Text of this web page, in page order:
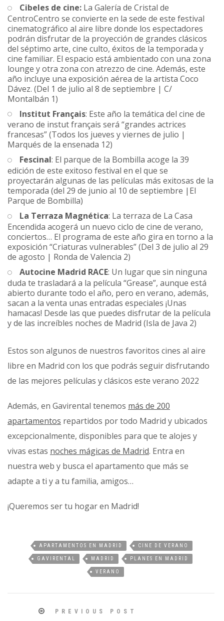
Cibeles de cine: La Galería de Cristal de
CentroCentro se convierte en la sede de este festival
cinematográfico al aire libre donde los espectadores
podrán disfrutar de la proyección de grandes clásicos
del séptimo arte, cine culto, éxitos de la temporada y
cine familiar. El espacio está ambientado con una zona
lounge y otra zona con atrezzo de cine. Además, este
año incluye una exposición aérea de la artista Coco
Dávez. (Del 1 de julio al 8 de septiembre | C/
Montalbán 1)
Institut Français: Este año la temática del cine de
verano de instut français será “grandes actrices
francesas” (Todos los jueves y viernes de julio |
Marqués de la ensenada 12)
Fescinal: El parque de la Bombilla acoge la 39
edición de este exitoso festival en el que se
proyectarán algunas de las películas más exitosas de la
temporada (del 29 de junio al 10 de septiembre |El
Parque de Bombilla)
La Terraza Magnética: La terraza de La Casa
Encendida acogerá un nuevo ciclo de cine de verano,
conciertos… El programa de este año gira en torno a la
exposición “Criaturas vulnerables” (Del 3 de julio al 29
de agosto | Ronda de Valencia 2)
Autocine Madrid RACE: Un lugar que sin ninguna
duda te trasladará a la película “Grease”, aunque está
abierto durante todo el año, pero en verano, además,
sacan a la venta unas entradas especiales ¡Unas
hamacas! Desde las que puedes disfrutar de la película
y de las increíbles noches de Madrid (Isla de Java 2)
Estos son algunos de nuestros favoritos cines al aire
libre en Madrid con los que podrás seguir disfrutando
de las mejores películas y clásicos este verano 2022
Además, en Gavirental tenemos más de 200
apartamentos repartidos por todo Madrid y ubicados
excepcionalmente, disponibles para que te alojes y
vivas estas noches mágicas de Madrid. Entra en
nuestra web y busca el apartamento que más se
adapte a ti y a tu familia, amigos…
¡Queremos ser tu hogar en Madrid!
APARTAMENTOS EN MADRID CINE DE VERANO
GAVIRENTAL MADRID PLANES EN MADRID
VERANO
PREVIOUS POST